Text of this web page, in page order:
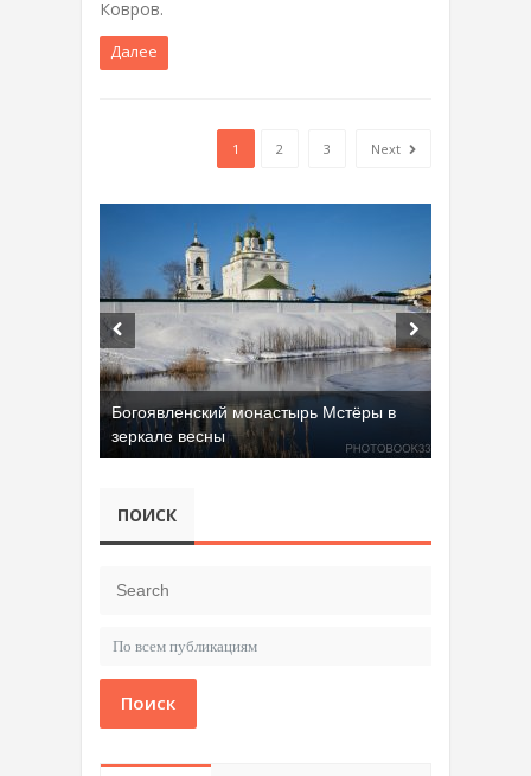
Ковров.
Далее
1 2 3 Next
Богоявленский монастырь Мстёры в
зеркале весны
ПОИСК
Поиск